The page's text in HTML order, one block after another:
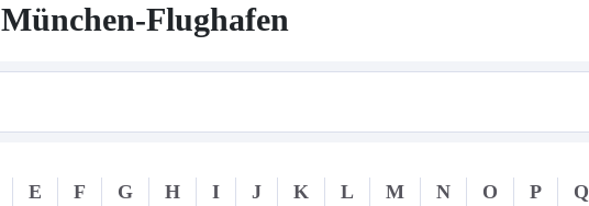
München-Flughafen
E F G H I J K L M N O P Q